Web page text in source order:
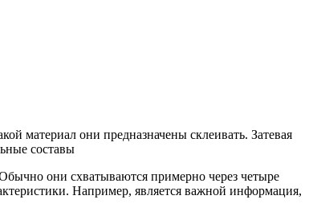
материал они предназначены склеивать. Затевая
составы
они схватываются примерно через четыре
Например, является важной информация,